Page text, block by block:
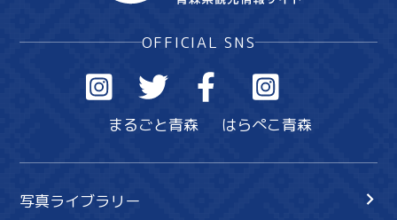
OFFICIAL SNS
まるごと青森 はらぺこ青森
写真ライブラリー